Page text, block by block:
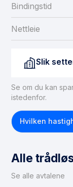
Bindingstid
Nettleie
Slik
Se om du kan
istedenfor.
Hvilken
Alle
Se alle avtalene